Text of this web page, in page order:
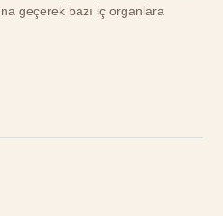
geçerek bazı iç organlara